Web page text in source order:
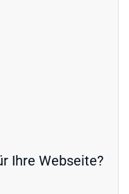
Ihre Webseite?